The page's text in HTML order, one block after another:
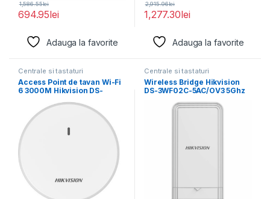
694.95lei
1,586.55lei
Adauga la favorite
1,277.30lei
2,915.96lei
Adauga la favorite
Centrale si tastaturi
Access Point de tavan Wi-Fi
6 3000M Hikvision DS-
Centrale si tastaturi
Wireless Bridge Hikvision
DS-3WF02C-5AC/OV3 5Ghz
Wireless CPE,